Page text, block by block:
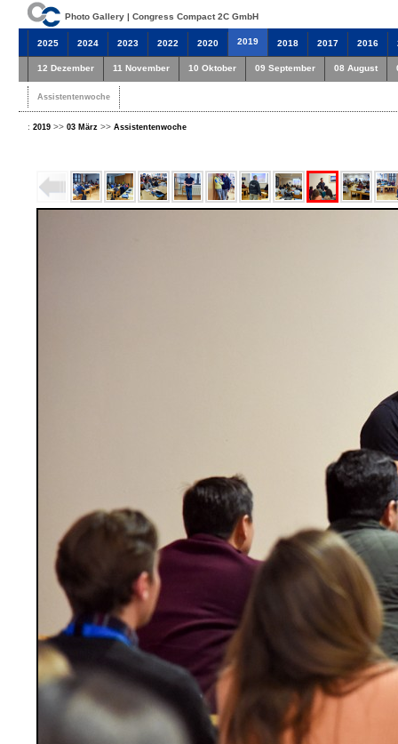
Photo Gallery | Congress Compact 2C GmbH
2025 2024 2023 2022 2020 2019 2018 2017 2016
12 Dezember 11 November 10 Oktober 09 September 08 August
Assistentenwoche
: 2019 >> 03 März >> Assistentenwoche